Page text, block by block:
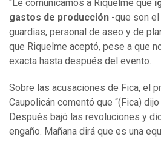
“Le comunicamos a Riquelme que
gastos de producción -que son el
guardias, personal de aseo y de
que Riquelme aceptó, pese a que
exacta hasta después del evento.
Sobre las acusaciones de Fica, el
Caupolicán comentó que “(Fica)
Después bajó las revoluciones y
engaño. Mañana dirá que es una